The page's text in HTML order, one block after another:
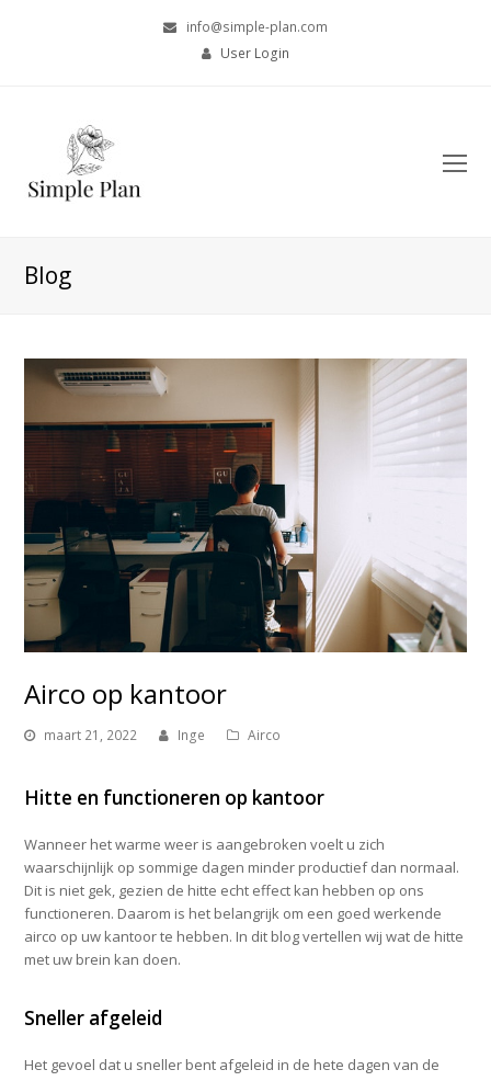
info@simple-plan.com
User Login
Blog
Airco op kantoor
maart 21, 2022 Inge Airco
Hitte en functioneren op kantoor
Wanneer het warme weer is aangebroken voelt u zich
waarschijnlijk op sommige dagen minder productief dan normaal.
Dit is niet gek, gezien de hitte echt effect kan hebben op ons
functioneren. Daarom is het belangrijk om een goed werkende
airco op uw kantoor te hebben. In dit blog vertellen wij wat de hitte
met uw brein kan doen.
Sneller afgeleid
Het gevoel dat u sneller bent afgeleid in de hete dagen van de